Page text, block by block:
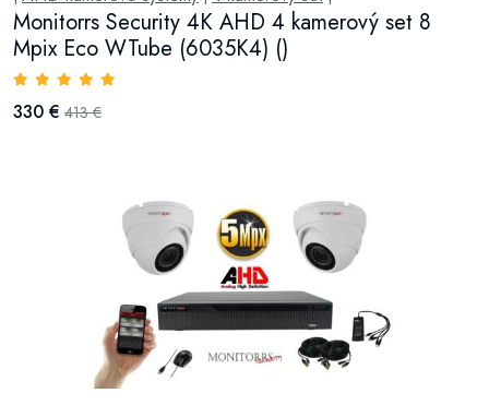
Monitorrs Security 4K AHD 4 kamerový set 8
Mpix Eco WTube (6035K4) ()
330 € 413 €